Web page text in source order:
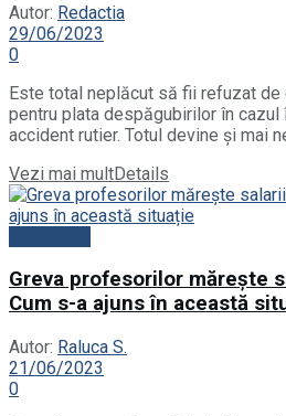
Autor: Redactia
29/06/2023
0
Este total neplăcut să fii refuzat de
pentru plata despăgubirilor în
accident rutier. Totul devine și mai
Vezi mai multDetails
Greva profesorilor măreşte
Cum s-a ajuns în această
Autor: Raluca S.
21/06/2023
0